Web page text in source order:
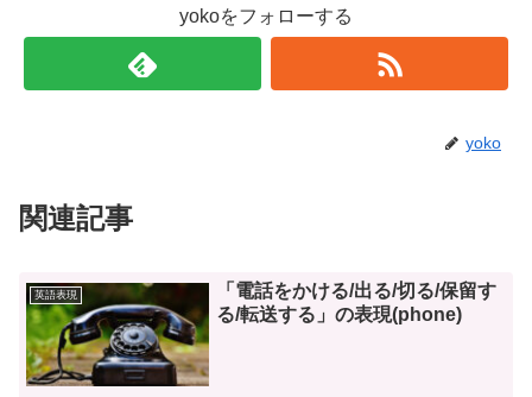
yokoをフォローする
yoko
関連記事
英語表現
「電話をかける/出る/切る/保留す
る/転送する」の表現(phone)